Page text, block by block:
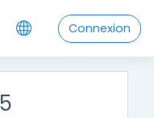
Connexion